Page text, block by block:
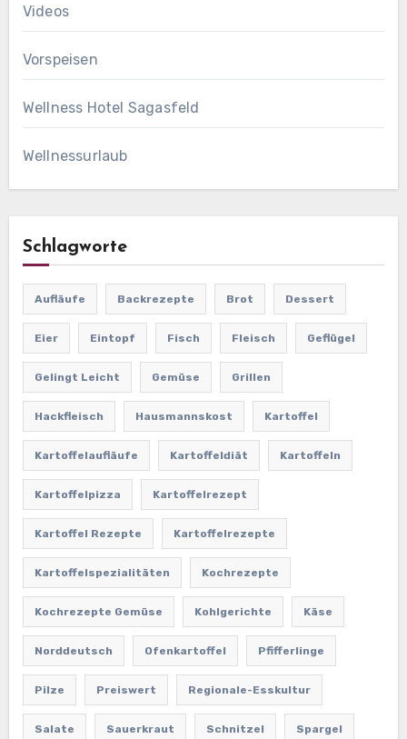
Videos
Vorspeisen
Wellness Hotel Sagasfeld
Wellnessurlaub
Schlagworte
Aufläufe Backrezepte Brot Dessert
Eier Eintopf Fisch Fleisch Geflügel
Gelingt Leicht Gemüse Grillen
Hackfleisch Hausmannskost Kartoffel
Kartoffelaufläufe Kartoffeldiät Kartoffeln
Kartoffelpizza Kartoffelrezept
Kartoffel Rezepte Kartoffelrezepte
Kartoffelspezialitäten Kochrezepte
Kochrezepte Gemüse Kohlgerichte Käse
Norddeutsch Ofenkartoffel Pfifferlinge
Pilze Preiswert Regionale-Esskultur
Salate Sauerkraut Schnitzel Spargel